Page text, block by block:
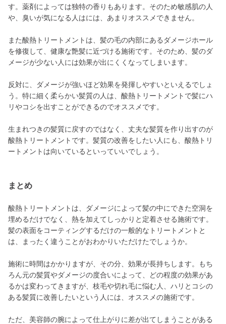
す。薬剤によっては独特の香りもあります。そのため敏感肌の人
や、臭いが気になる人はには、あまりオススメできません。
また酸熱トリートメントは、髪の毛の内部にあるダメージホール
を修復して、健康な艶髪に近づける施術です。そのため、髪のダ
メージが少ない人には効果が出にくくなってしまいます。
反対に、ダメージが強いほど効果を発揮しやすいといえるでしょ
う。特に細く柔らかい髪質の人は、酸熱トリートメントで髪にハ
リやコシを出すことができるのでオススメです。
生まれつきの髪質に戻すのではなく、丈夫な髪質を作り出すのが
酸熱トリートメントです。髪質の改善をしたい人にも、酸熱トリ
ートメントは向いているといっていいでしょう。
まとめ
酸熱トリートメントは、ダメージによって髪の中にできた空洞を
埋めるだけでなく、熱を加えてしっかりと定着させる施術です。
髪の表面をコーティングするだけの一般的なトリートメントと
は、まったく違うことがおわかりいただけたでしょうか。
施術に時間はかかりますが、その分、効果が長持ちします。もち
ろん元の髪質やダメージの度合いによって、どの程度の効果があ
るかは変わってきますが、枝毛や切れ毛に悩む人、ハリとコシの
ある髪質に改善したいという人には、オススメの施術です。
ただ、美容師の腕によって仕上がりに差が出てしまうことがある